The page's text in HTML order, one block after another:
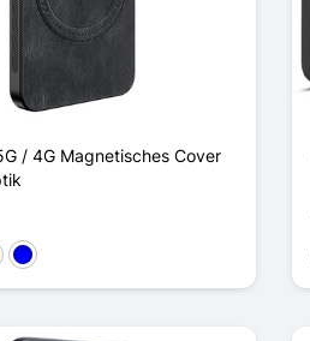
/ 4G Magnetisches Cover
Blau